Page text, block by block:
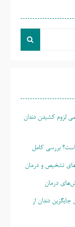
لزوم کشیدن دندان
است؟ بررسی کامل
تشخیص و درمان
درمان
جایگزین دندان از